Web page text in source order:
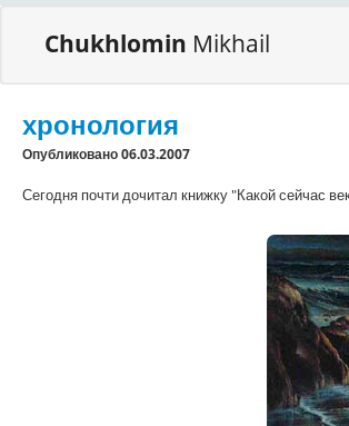
Chukhlomin Mikhail
хронология
Опубликовано 06.03.2007
Сегодня почти дочитал книжку "Какой сейчас